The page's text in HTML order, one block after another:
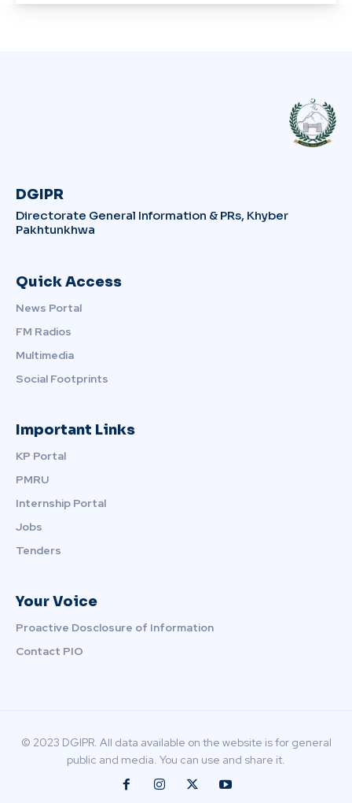
DGIPR
Directorate General Information & PRs, Khyber
Pakhtunkhwa
Quick Access
News Portal
FM Radios
Multimedia
Social Footprints
Important Links
KP Portal
PMRU
Internship Portal
Jobs
Tenders
Your Voice
Proactive Dosclosure of Information
Contact PIO
© 2023 DGIPR. All data available on the website is for general
public and media. You can use and share it.